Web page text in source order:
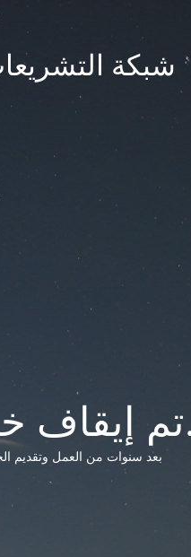
شبكة
الليبية.
بعد سنوات من العمل وتقديم